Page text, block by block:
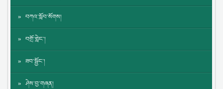
བཀའ་སློབ་སོགས།
བགྲོ་གླེང་།
ཟབ་སྦྱོང་།
ཤེས་བྱ་གཞན།